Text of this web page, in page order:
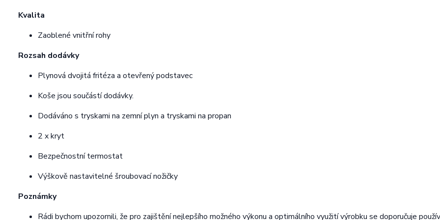
Kvalita
Zaoblené vnitřní rohy
Rozsah dodávky
Plynová dvojitá fritéza a otevřený podstavec
Koše jsou součástí dodávky.
Dodáváno s tryskami na zemní plyn a tryskami na propan
2 x kryt
Bezpečnostní termostat
Výškově nastavitelné šroubovací nožičky
Poznámky
Rádi bychom upozornili, že pro zajištění nejlepšího možného výkonu a optimálního využití výrobku se doporučuje